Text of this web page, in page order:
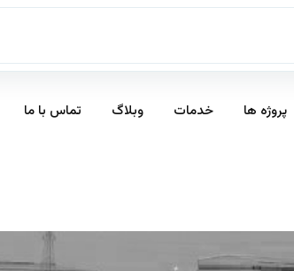
پروژه ها خدمات وبلاگ تماس با ما